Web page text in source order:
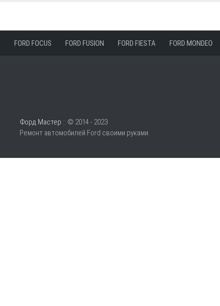
FORD FOCUS FORD FUSION FORD FIESTA FORD MONDEO
Форд Мастер :: © 2014 - 2023
Ремонт автомобилей Ford своими руками.